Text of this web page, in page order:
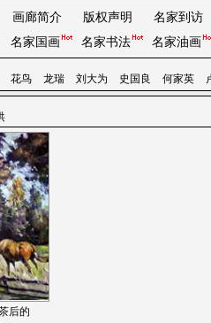
画廊简介 版权声明
名家到访
名家国画 名家书法 名家油画
花鸟 龙瑞 刘大为 史国良 何家英
后的